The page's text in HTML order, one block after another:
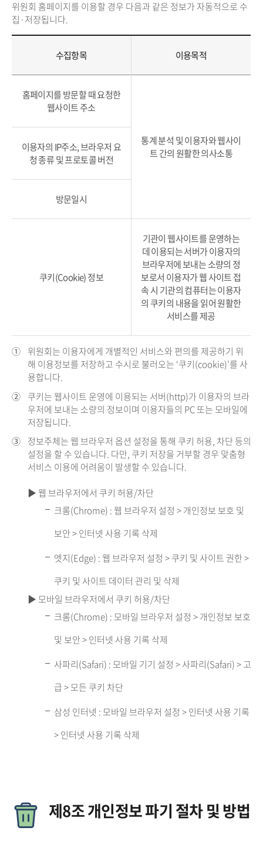
위원회 홈페이지를 이용할 경우 다음과 같은 정보가 자동적으로 수
집·저장됩니다.
수집항목 이용목적
홈페이지를 방문할 때 요청한
웹사이트 주소
통계 분석 및 이용자와 웹사이
트 간의 원활한 의사소통
이용자의 IP주소, 브라우저 요
청 종류 및 프로토콜 버전
방문일시
쿠키(Cookie) 정보
기관이 웹사이트를 운영하는
데 이용되는 서버가 이용자의
브라우저에 보내는 소량의 정
보로서 이용자가 웹 사이트 접
속 시 기관의 컴퓨터는 이용자
의 쿠키의 내용을 읽어 원활한
서비스를 제공
① 위원회는 이용자에게 개별적인 서비스와 편의를 제공하기 위
해 이용정보를 저장하고 수시로 불러오는 ‘쿠키(cookie)’를 사
용합니다.
② 쿠키는 웹사이트 운영에 이용되는 서버(http)가 이용자의 브라
우저에 보내는 소량의 정보이며 이용자들의 PC 또는 모바일에
저장됩니다.
③ 정보주체는 웹 브라우저 옵션 설정을 통해 쿠키 허용, 차단 등의
설정을 할 수 있습니다. 다만, 쿠키 저장을 거부할 경우 맞춤형
서비스 이용에 어려움이 발생할 수 있습니다.
▶ 웹 브라우저에서 쿠키 허용/차단
크롬(Chrome) : 웹 브라우저 설정 > 개인정보 보호 및
보안 > 인터넷 사용 기록 삭제
엣지(Edge) : 웹 브라우저 설정 > 쿠키 및 사이트 권한 >
쿠키 및 사이트 데이터 관리 및 삭제
▶ 모바일 브라우저에서 쿠키 허용/차단
크롬(Chrome) : 모바일 브라우저 설정 > 개인정보 보호
및 보안 > 인터넷 사용 기록 삭제
사파리(Safari) : 모바일 기기 설정 > 사파리(Safari) > 고
급 > 모든 쿠키 차단
삼성 인터넷 : 모바일 브라우저 설정 > 인터넷 사용 기록
> 인터넷 사용 기록 삭제
제8조 개인정보 파기 절차 및 방법